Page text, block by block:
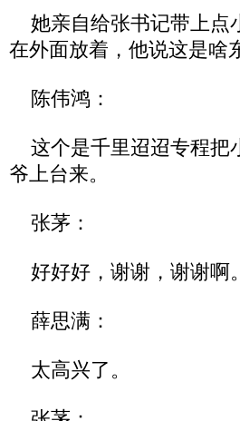
她亲自给张书记带上点
在外面放着，他说这是啥
陈伟鸿：
这个是千里迢迢专程把
爷上台来。
张茅：
好好好，谢谢，谢谢啊。
薛思满：
太高兴了。